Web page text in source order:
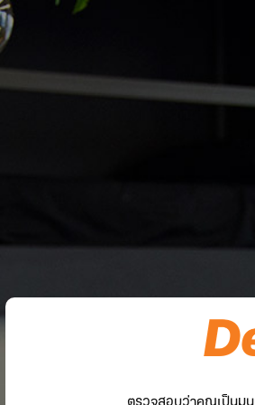
ตรวจสอบว่าคุณเป็นมนุ